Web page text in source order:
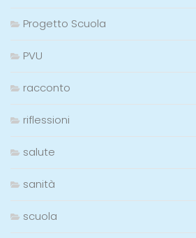
Progetto Scuola
PVU
racconto
riflessioni
salute
sanità
scuola